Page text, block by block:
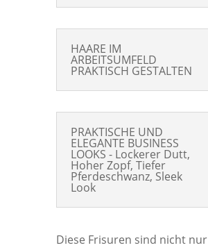
HAARE IM
ARBEITSUMFELD
PRAKTISCH GESTALTEN
PRAKTISCHE UND
ELEGANTE BUSINESS
LOOKS - Lockerer Dutt,
Hoher Zopf, Tiefer
Pferdeschwanz, Sleek
Look
Diese Frisuren sind nicht nur